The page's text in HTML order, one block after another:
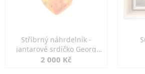
Stříbrný náhrdelník -
jantarové srdíčko Georg
Kramer
2 000 Kč